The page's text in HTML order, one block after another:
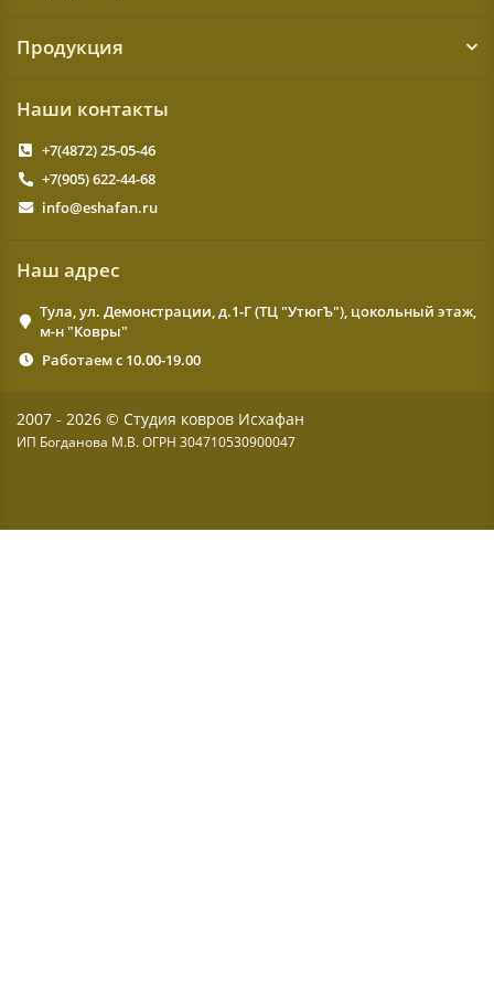
Продукция
Наши контакты
+7(4872) 25-05-46
+7(905) 622-44-68
info@eshafan.ru
Наш адрес
Тула, ул. Демонстрации, д.1-Г (ТЦ "УтюгЪ"), цокольный этаж,
м-н "Ковры"
Работаем с 10.00-19.00
2007 - 2026 © Студия ковров Исхафан
ИП Богданова М.В. ОГРН 304710530900047